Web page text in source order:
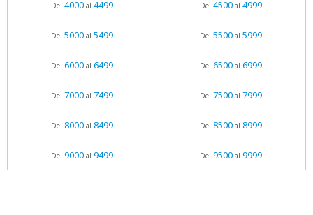
Del 4000al 4499 Del 4500al 4999
Del 5000al 5499 Del 5500al 5999
Del 6000al 6499 Del 6500al 6999
Del 7000al 7499 Del 7500al 7999
Del 8000al 8499 Del 8500al 8999
Del 9000al 9499 Del 9500al 9999